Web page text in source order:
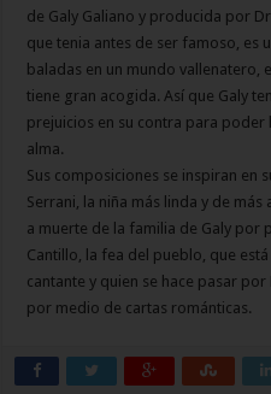
de Galy Galiano y producida por
que tenia antes de ser famoso, es
baladas en un mundo vallenatero,
tiene gran acogida. Así que Galy
prejuicios en su contra para poder
alma.
Sus composiciones se inspiran en
Serrani, la niña más linda y de
a muerte de la familia de Galy por
Cantillo, la fea del pueblo, que
cantante y quien se hace pasar
por medio de cartas románticas.